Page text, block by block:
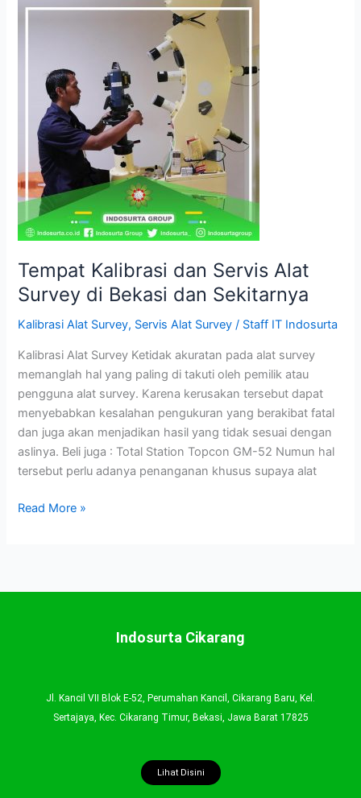
Tempat Kalibrasi dan Servis Alat
Survey di Bekasi dan Sekitarnya
Kalibrasi Alat Survey, Servis Alat Survey / Staff IT Indosurta
Kalibrasi Alat Survey Ketidak akuratan pada alat survey
memanglah hal yang paling di takuti oleh pemilik atau
pengguna alat survey. Karena kerusakan tersebut dapat
menyebabkan kesalahan pengukuran yang berakibat fatal
dan juga akan menjadikan hasil yang tidak sesuai dengan
aslinya. Beli juga : Total Station Topcon GM-52 Numun hal
tersebut perlu adanya penanganan khusus supaya alat
Tempat
Survey
Bekasi
Sekitarnya
Read More »
Indosurta Cikarang
Jl. Kancil VII Blok E-52, Perumahan Kancil, Cikarang Baru, Kel.
Sertajaya, Kec. Cikarang Timur, Bekasi, Jawa Barat 17825
Lihat Disini